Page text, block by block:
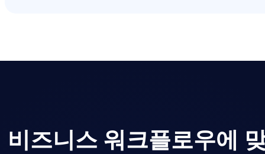
비즈니스 워크플로우에